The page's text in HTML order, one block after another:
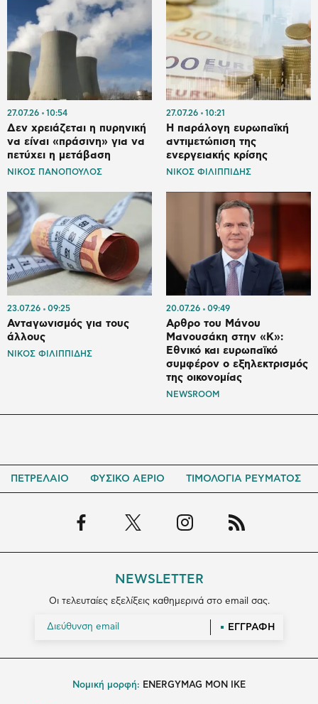
27.07.26 10:54
Δεν χρειάζεται η πυρηνική
να είναι «πράσινη» για να
πετύχει η μετάβαση
ΝΙΚΟΣ ΠΑΝΟΠΟΥΛΟΣ
27.07.26 10:21
Η παράλογη ευρωπαϊκή
αντιμετώπιση της
ενεργειακής κρίσης
ΝΙΚΟΣ ΦΙΛΙΠΠΙΔΗΣ
23.07.26 09:25
Ανταγωνισμός για τους
άλλους
ΝΙΚΟΣ ΦΙΛΙΠΠΙΔΗΣ
20.07.26 09:49
Αρθρο του Μάνου
Μανουσάκη στην «Κ»:
Εθνικό και ευρωπαϊκό
συμφέρον ο εξηλεκτρισμός
της οικονομίας
NEWSROOM
ΠΕΤΡΕΛΑΙΟ ΦΥΣΙΚΟ ΑΕΡΙΟ ΤΙΜΟΛΟΓΙΑ ΡΕΥΜΑΤΟΣ
NEWSLETTER
Οι τελευταίες εξελίξεις καθημερινά στο email σας.
ΕΓΓΡΑΦΗ
Νομική μορφή: ENERGYMAG MON IKE